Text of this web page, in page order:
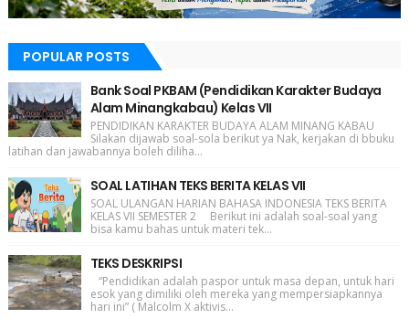
POPULAR POSTS
Bank Soal PKBAM (Pendidikan Karakter Budaya
Alam Minangkabau) Kelas VII
PENDIDIKAN KARAKTER BUDAYA ALAM MINANG KABAU
Silakan dijawab soal-sola berikut ya Nak, kerjakan di bbuku
latihan dan jawabannya boleh diliha...
SOAL LATIHAN TEKS BERITA KELAS VII
SOAL ULANGAN HARIAN BAHASA INDONESIA TEKS BERITA
KELAS VII SEMESTER 2 Berikut ini adalah soal-soal yang
bisa kamu bahas untuk materi tek...
TEKS DESKRIPSI
“Pendidikan adalah paspor untuk masa depan, untuk hari
esok yang dimiliki oleh mereka yang mempersiapkannya
hari ini” ( Malcolm X aktivis...